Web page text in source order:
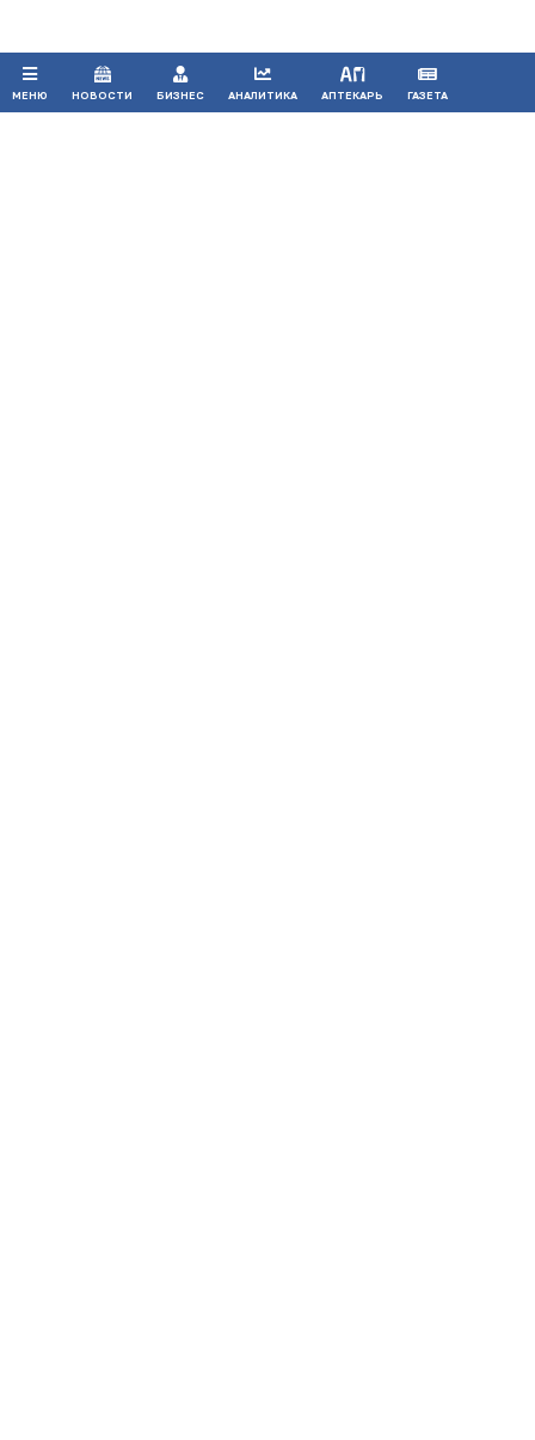
МЕНЮ НОВОСТИ БИЗНЕС АНАЛИТИКА АПТЕКАРЬ ГАЗЕТА